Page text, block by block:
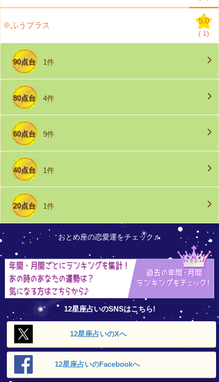
※ふうプラス
5.0
( 1)
90点台 1件
80点台 4件
60点台 9件
40点台 1件
20点台 1件
おとめ座の恋愛運をチェック♬
12星座占いのSNSはこちら!
12星座占いのXへ
12星座占いのFacebookへ